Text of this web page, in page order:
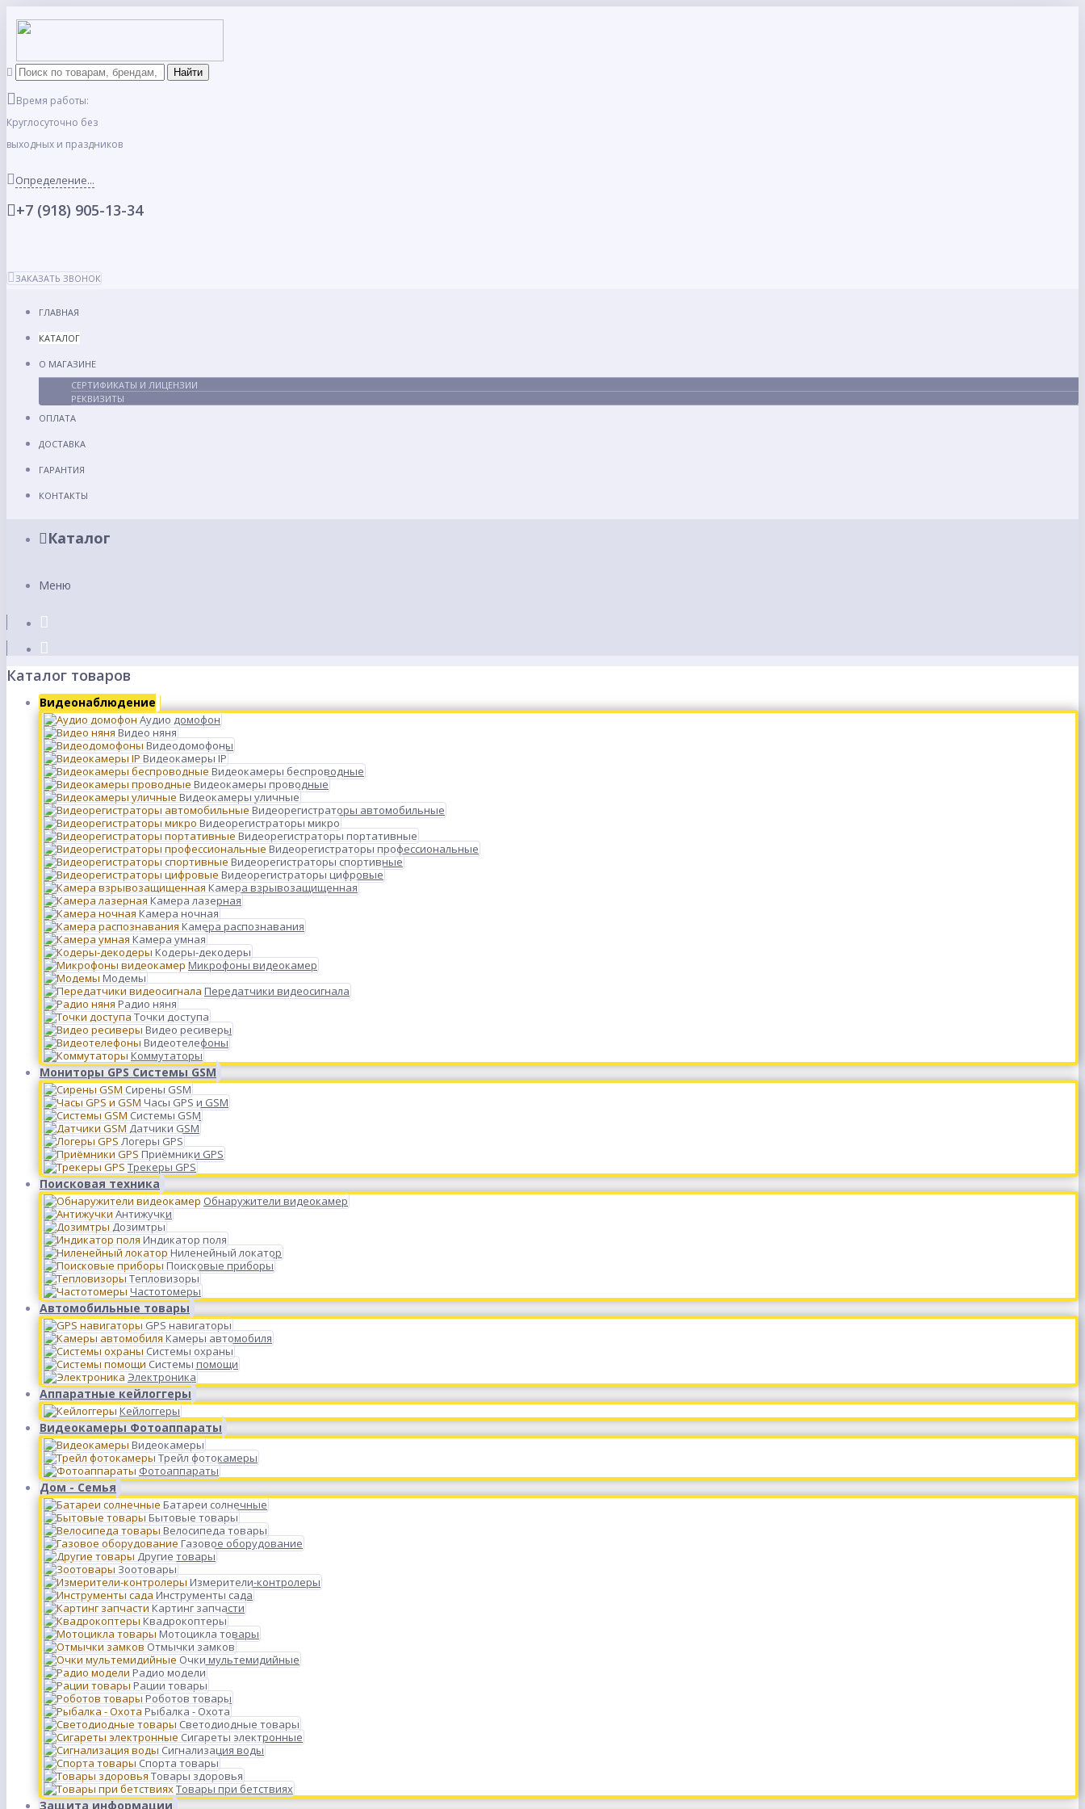
Время работы:
Круглосуточно без
выходных и праздников
Определение...
+7 (918) 905-13-34
ЗАКАЗАТЬ ЗВОНОК
ГЛАВНАЯ
КАТАЛОГ
О МАГАЗИНЕ
СЕРТИФИКАТЫ И ЛИЦЕНЗИИ
РЕКВИЗИТЫ
ОПЛАТА
ДОСТАВКА
ГАРАНТИЯ
КОНТАКТЫ
Каталог
Меню
Каталог товаров
Видеонаблюдение
Аудио домофон
Видео няня
Видеодомофоны
Видеокамеры IP
Видеокамеры беспроводные
Видеокамеры проводные
Видеокамеры уличные
Видеорегистраторы автомобильные
Видеорегистраторы микро
Видеорегистраторы портативные
Видеорегистраторы профессиональные
Видеорегистраторы спортивные
Видеорегистраторы цифровые
Камера взрывозащищенная
Камера лазерная
Камера ночная
Камера распознавания
Камера умная
Кодеры-декодеры
Микрофоны видеокамер
Модемы
Передатчики видеосигнала
Радио няня
Точки доступа
Видео ресиверы
Видеотелефоны
Коммутаторы
Мониторы GPS Системы GSM
Сирены GSM
Часы GPS и GSM
Системы GSM
Датчики GSM
Логеры GPS
Приёмники GPS
Трекеры GPS
Поисковая техника
Обнаружители видеокамер
Антижучки
Дозимтры
Индикатор поля
Ниленейный локатор
Поисковые приборы
Тепловизоры
Частотомеры
Автомобильные товары
GPS навигаторы
Камеры автомобиля
Системы охраны
Системы помощи
Электроника
Аппаратные кейлоггеры
Кейлоггеры
Видеокамеры Фотоаппараты
Видеокамеры
Трейл фотокамеры
Фотоаппараты
Дом - Семья
Батареи солнечные
Бытовые товары
Велосипеда товары
Газовое оборудование
Другие товары
Зоотовары
Измерители-контролеры
Инструменты сада
Картинг запчасти
Квадрокоптеры
Мотоцикла товары
Отмычки замков
Очки мультемидийные
Радио модели
Рации товары
Роботов товары
Рыбалка - Охота
Светодиодные товары
Сигареты электронные
Сигнализация воды
Спорта товары
Товары здоровья
Товары при бетствиях
Защита информации